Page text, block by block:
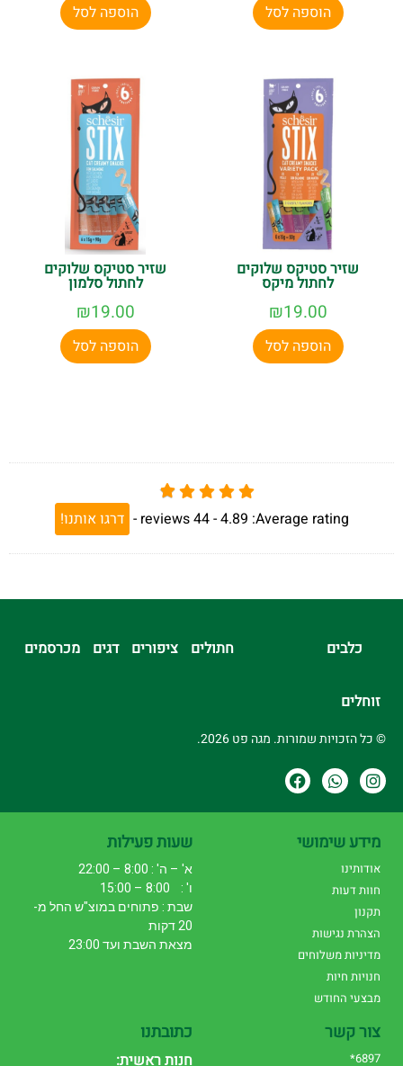
הוספה לסל הוספה לסל
שזיר סטיקס שלוקים
לחתול מיקס
₪19.00
הוספה לסל
שזיר סטיקס שלוקים
לחתול סלמון
₪19.00
הוספה לסל
Average rating:
4.89 -
44
reviews
- דרגו אותנו!
כלבים חתולים ציפורים דגים מכרסמים
זוחלים
© כל הזכויות שמורות. מגה פט 2026.
מידע שימושי
אודותינו
חוות דעות
תקנון
הצהרת נגישות
מדיניות משלוחים
חנויות חיות
מבצעי החודש
שעות פעילות
א' – ה' : 8:00 – 22:00
ו' : 8:00 – 15:00
שבת : פתוחים במוצ"ש החל מ-
20 דקות
מצאת השבת ועד 23:00
צור קשר
6897*
כתובתנו
חנות ראשית: